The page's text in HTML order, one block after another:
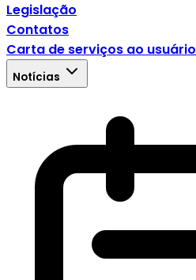
Legislação
Contatos
Carta de serviços ao usuário
Notícias